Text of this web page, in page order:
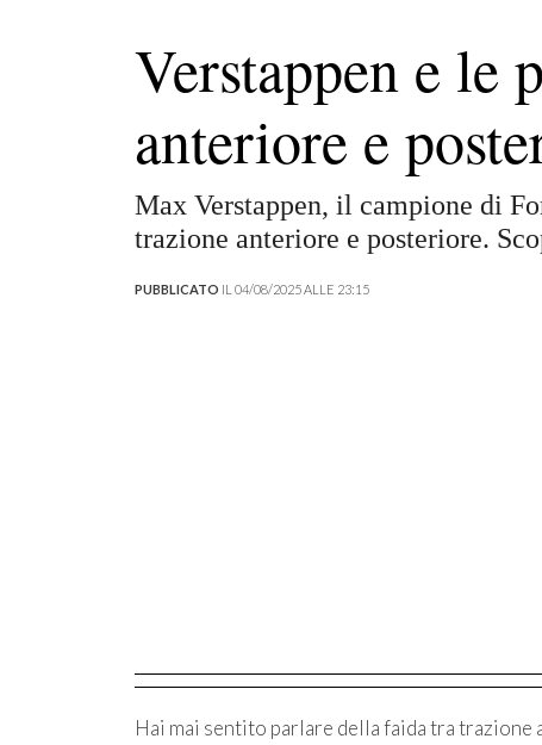
Verstappen e le
anteriore e
Max Verstappen, il campione di
trazione anteriore e posteriore.
PUBBLICATO IL 04/08/2025 ALLE 23:15
Hai mai sentito parlare della faida tra trazione